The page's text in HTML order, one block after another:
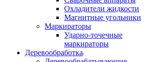
Охладители жидкости
Магнитные угольники
Маркираторы
Ударно-точечные
маркираторы
Деревообработка